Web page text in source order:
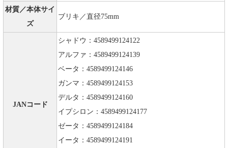
材質／本体サイ
ズ
ブリキ／直径75mm
JANコード
シャドウ：4589499124122
アルファ：4589499124139
ベータ：4589499124146
ガンマ：4589499124153
デルタ：4589499124160
イプシロン：4589499124177
ゼータ：4589499124184
イータ：4589499124191